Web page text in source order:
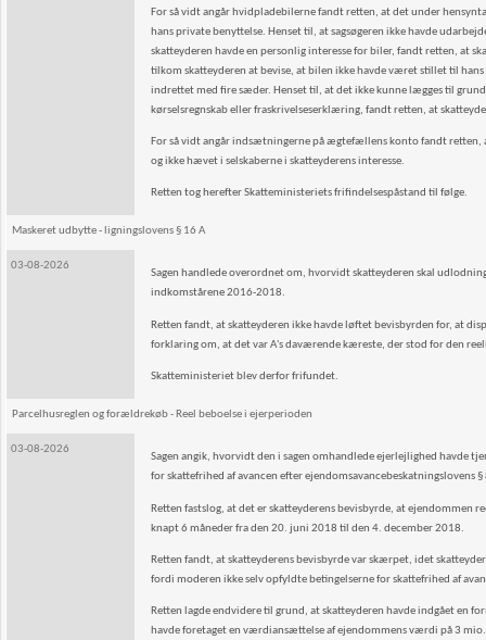
For så vidt angår hvidpladebilerne fandt retten, at det under
hans private benyttelse. Henset til, at sagsøgeren ikke havde
skatteyderen havde en personlig interesse for biler, fandt retten, at
tilkom skatteyderen at bevise, at bilen ikke havde været stillet til
indrettet med fire sæder. Henset til, at det ikke kunne lægges til
kørselsregnskab eller fraskrivelseserklæring, fandt retten, at
For så vidt angår indsætningerne på ægtefællens konto fandt retten,
og ikke hævet i selskaberne i skatteyderens interesse.
Retten tog herefter Skatteministeriets frifindelsespåstand til følge.
Maskeret udbytte - ligningslovens § 16 A
03-08-2026
Sagen handlede overordnet om, hvorvidt skatteyderen skal
indkomstårene 2016-2018.
Retten fandt, at skatteyderen ikke havde løftet bevisbyrden for, at
forklaring om, at det var A's daværende kæreste, der stod for den
Skatteministeriet blev derfor frifundet.
Parcelhusreglen og forældrekøb - Reel beboelse i ejerperioden
03-08-2026
Sagen angik, hvorvidt den i sagen omhandlede ejerlejlighed havde
for skattefrihed af avancen efter ejendomsavancebeskatningslovens
Retten fastslog, at det er skatteyderens bevisbyrde, at ejendommen
knapt 6 måneder fra den 20. juni 2018 til den 4. december 2018.
Retten fandt, at skatteyderens bevisbyrde var skærpet, idet
fordi moderen ikke selv opfyldte betingelserne for skattefrihed af
Retten lagde endvidere til grund, at skatteyderen havde indgået en
havde foretaget en værdiansættelse af ejendommens værdi på 3